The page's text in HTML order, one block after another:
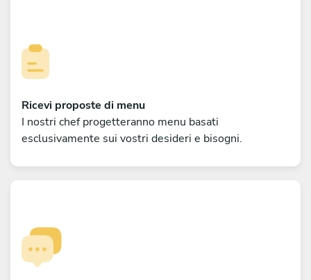
Ricevi proposte di menu
I nostri chef progetteranno menu basati
esclusivamente sui vostri desideri e bisogni.